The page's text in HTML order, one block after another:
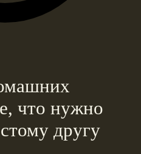
что нужно
другу